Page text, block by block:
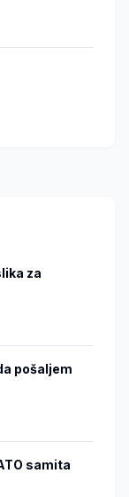
za
pošaljem
samita